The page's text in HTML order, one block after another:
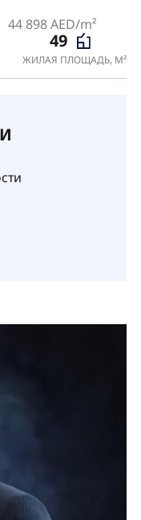
44 898 AED/m²
49
ЖИЛАЯ ПЛОЩАДЬ, М²